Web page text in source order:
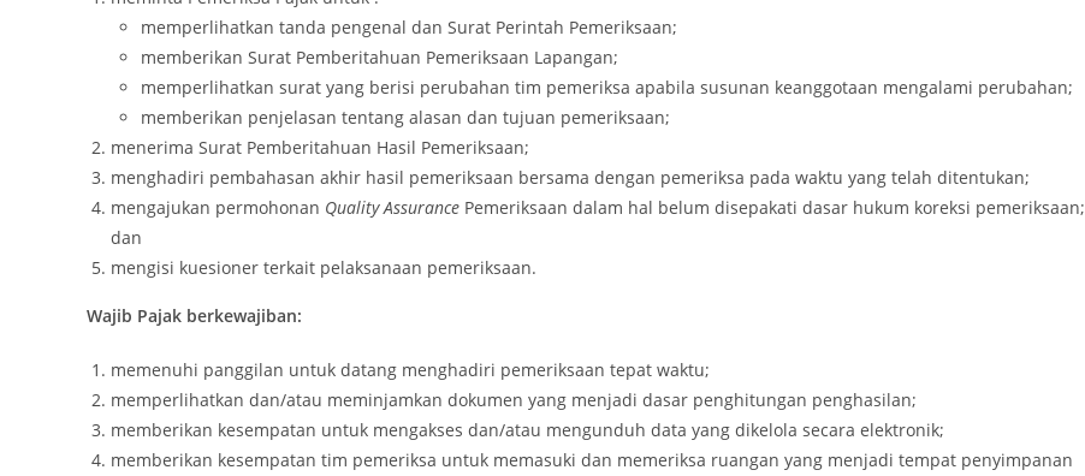
memperlihatkan tanda pengenal dan Surat Perintah Pemeriksaan;
memberikan Surat Pemberitahuan Pemeriksaan Lapangan;
memperlihatkan surat yang berisi perubahan tim pemeriksa apabila susunan keanggotaan mengalami perubahan;
memberikan penjelasan tentang alasan dan tujuan pemeriksaan;
menerima Surat Pemberitahuan Hasil Pemeriksaan;
menghadiri pembahasan akhir hasil pemeriksaan bersama dengan pemeriksa pada waktu yang telah ditentukan;
mengajukan permohonan Quality Assurance Pemeriksaan dalam hal belum disepakati dasar hukum koreksi pemeriksaan;
dan
mengisi kuesioner terkait pelaksanaan pemeriksaan.
Wajib Pajak berkewajiban:
memenuhi panggilan untuk datang menghadiri pemeriksaan tepat waktu;
memperlihatkan dan/atau meminjamkan dokumen yang menjadi dasar penghitungan penghasilan;
memberikan kesempatan untuk mengakses dan/atau mengunduh data yang dikelola secara elektronik;
memberikan kesempatan tim pemeriksa untuk memasuki dan memeriksa ruangan yang menjadi tempat penyimpanan